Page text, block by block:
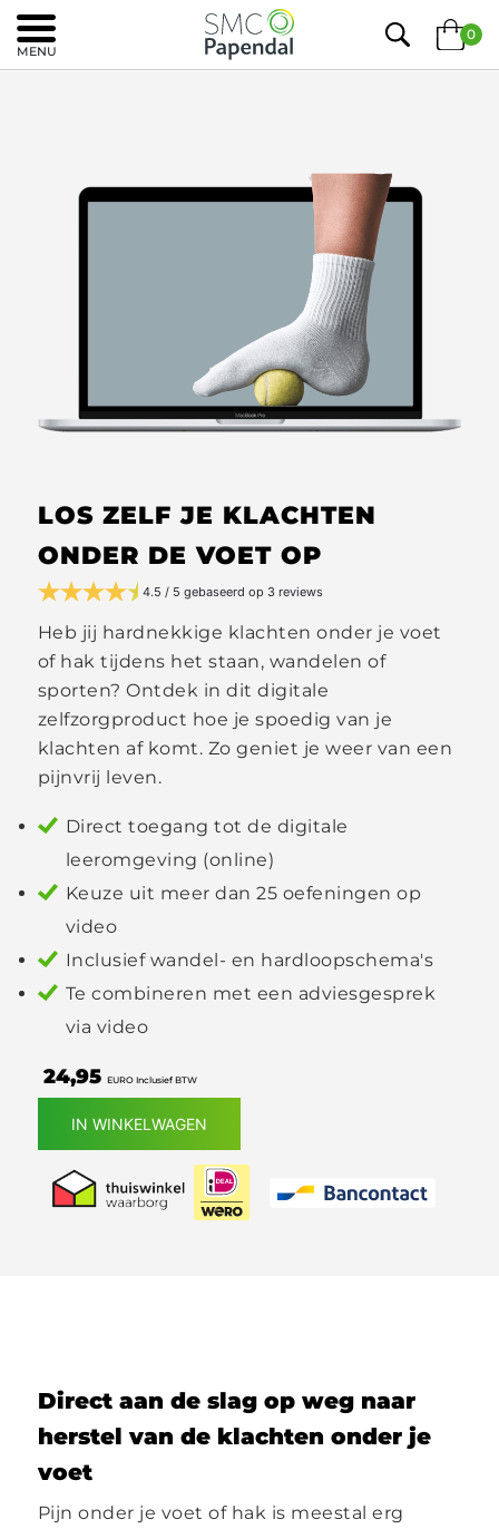
MENU
0
LOS ZELF JE KLACHTEN
ONDER DE VOET OP
4.5 / 5 gebaseerd op 3 reviews
Heb jij hardnekkige klachten onder je voet
of hak tijdens het staan, wandelen of
sporten? Ontdek in dit digitale
zelfzorgproduct hoe je spoedig van je
klachten af komt. Zo geniet je weer van een
pijnvrij leven.
Direct toegang tot de digitale
leeromgeving (online)
Keuze uit meer dan 25 oefeningen op
video
Inclusief wandel- en hardloopschema's
Te combineren met een adviesgesprek
via video
24,95 EURO Inclusief BTW
IN WINKELWAGEN
Direct aan de slag op weg naar
herstel van de klachten onder je
voet
Pijn onder je voet of hak is meestal erg